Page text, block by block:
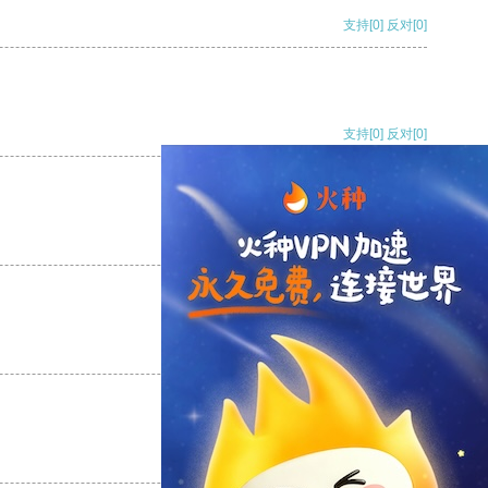
支持[0] 反对[0]
支持[0] 反对[0]
支持[0] 反对
支持
反对 [0]